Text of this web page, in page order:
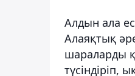
Алдын ала
Алаяқтық
шараларды
түсіндіріп,